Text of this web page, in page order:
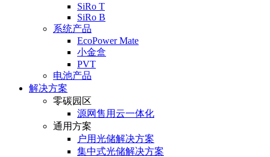
SiRo T
SiRo B
系统产品
EcoPower Mate
小金盒
PVT
电池产品
解决方案
零碳园区
源网售用云一体化
通用方案
户⽤光储解决⽅案
集中式光储解决⽅案